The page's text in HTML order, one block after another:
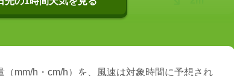
mm/h・cm/h）を、風速は対象時間に予想され